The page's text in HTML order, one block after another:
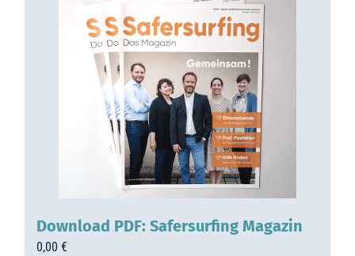
Download PDF: Safersurfing Magazin
0,00 €